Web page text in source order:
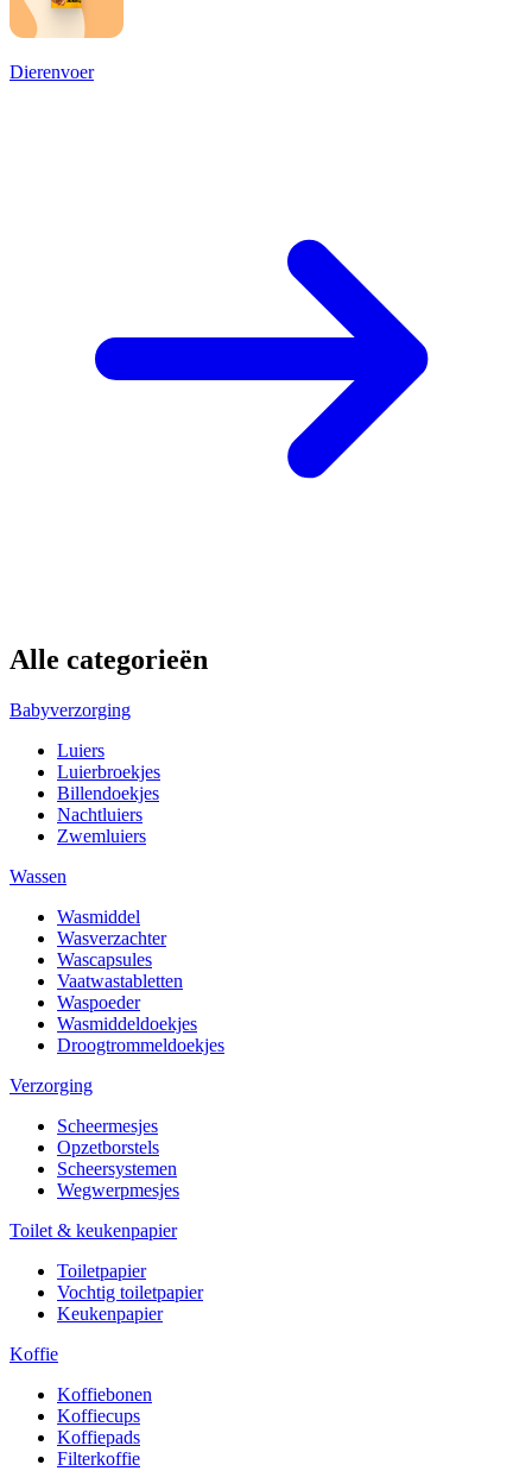
Dierenvoer
Alle categorieën
Babyverzorging
Luiers
Luierbroekjes
Billendoekjes
Nachtluiers
Zwemluiers
Wassen
Wasmiddel
Wasverzachter
Wascapsules
Vaatwastabletten
Waspoeder
Wasmiddeldoekjes
Droogtrommeldoekjes
Verzorging
Scheermesjes
Opzetborstels
Scheersystemen
Wegwerpmesjes
Toilet & keukenpapier
Toiletpapier
Vochtig toiletpapier
Keukenpapier
Koffie
Koffiebonen
Koffiecups
Koffiepads
Filterkoffie